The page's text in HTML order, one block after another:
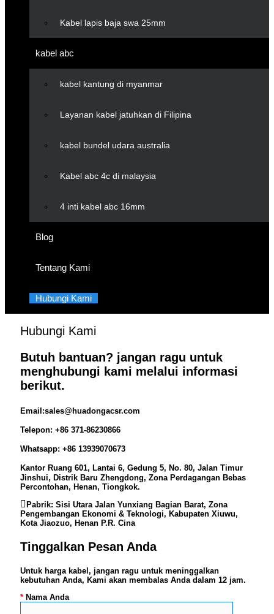
Kabel lapis baja swa 25mm
kabel abc
kabel kantung di myanmar
Layanan kabel jatuhkan di Filipina
kabel bundel udara australia
Kabel abc 4c di malaysia
4 inti kabel abc 16mm
Blog
Tentang Kami
Hubungi Kami
Hubungi Kami
Butuh bantuan? jangan ragu untuk
menghubungi kami melalui informasi
berikut.
Email:sales@huadongacsr.com
Telepon: +86 371-86230866
Whatsapp: +86 13939070673
Kantor Ruang 601, Lantai 6, Gedung 5, No. 80, Jalan Timur
Jinshui, Distrik Baru Zhengdong, Zona Perdagangan Bebas
Percontohan, Henan, Tiongkok.
Pabrik: Sisi Utara Jalan Yunxiang Bagian Barat, Zona
Pengembangan Ekonomi & Teknologi, Kabupaten Xiuwu,
Kota Jiaozuo, Henan P.R. Cina
Tinggalkan Pesan Anda
Untuk harga kabel, jangan ragu untuk meninggalkan
kebutuhan Anda, Kami akan membalas Anda dalam 12 jam.
* Nama Anda